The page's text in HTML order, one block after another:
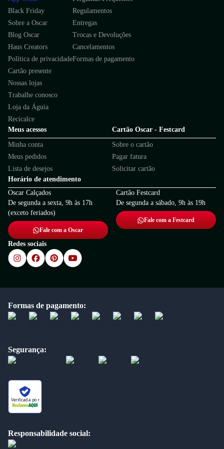
como frete rápido, descontos especiais e facilidade nas trocas. Explore
também nossas categorias de botas femininas, calçados de inverno e
descubra as melhores marcas de botas femininas em um só lugar!
Black Friday
Sobre a Oscar
Blog Oscar
Haus Creators
Política de privacidade
Cartão presente
Nossas lojas
Trabalhe conosco
Loja da Águia
Recicalce
Regulamentos
Entregas
Trocas e Devoluções
Cancelamentos
Formas de pagamento
Meus acessos
Minha conta
Meus pedidos
Lista de desejos
Cartão Oscar - Festcard
Sobre o cartão
Pagar fatura
Solicitar cartão
Horário de atendimento
Oscar Calçados
De segunda a sexta, 9h às 17h
(exceto feriados)
Fale com a Oscar
Cartão Festcard
De segunda a sábado, 9h às 19h
Fale com a Festcard
Redes sociais
Formas de pagamento:
Segurança:
Verificada por
Responsabilidade social: